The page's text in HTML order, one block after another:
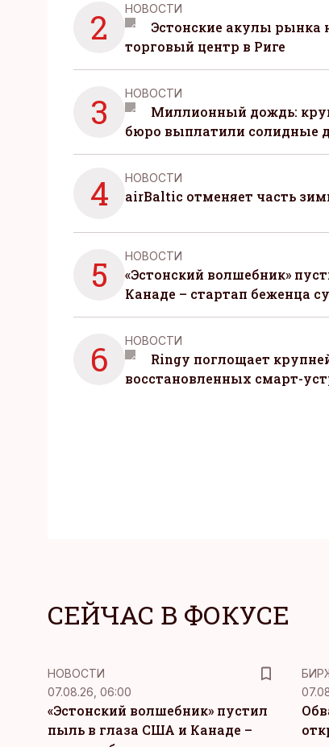
2 НОВОСТИ
Эстонские акулы
торговый центр в Риге
3 НОВОСТИ
Миллионный дождь:
бюро выплатили солидные
4 НОВОСТИ
airBaltic отменяет часть
5 НОВОСТИ
«Эстонский волшебник»
Канаде – стартап беженца
6 НОВОСТИ
Ringy поглощает
восстановленных смарт-
СЕЙЧАС В ФОКУСЕ
НОВОСТИ
07.08.26, 06:00
«Эстонский волшебник» пустил
пыль в глаза США и Канаде –